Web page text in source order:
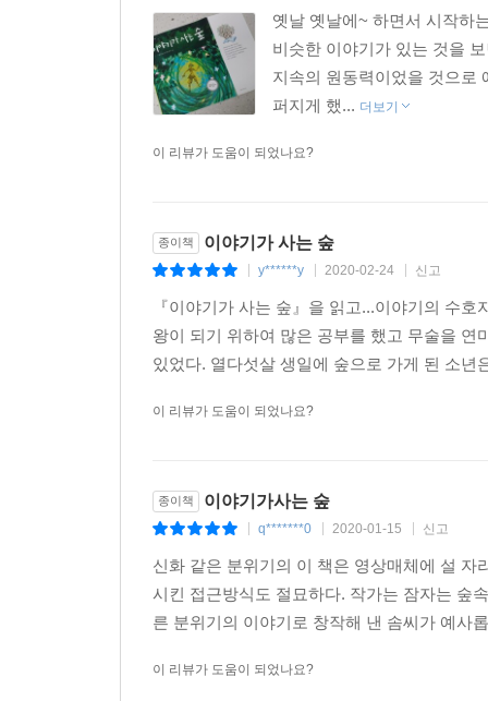
옛날 옛날에~ 하면서 시작하
비슷한 이야기가 있는 것을
지속의 원동력이었을 것으로
퍼지게 했... 더보기
이 리뷰가 도움이 되었나요?
종이책 이야기가 사는 숲
y******y 2020-02-24 신고
『이야기가 사는 숲』을 읽고...이야기의 수
왕이 되기 위하여 많은 공부를 했고 무술을
있었다. 열다섯살 생일에 숲으로 가게 된 소
이 리뷰가 도움이 되었나요?
종이책 이야기가사는 숲
q*******0 2020-01-15 신고
신화 같은 분위기의 이 책은 영상매체에 설
시킨 접근방식도 절묘하다. 작가는 잠자는 숲
른 분위기의 이야기로 창작해 낸 솜씨가 예사
이 리뷰가 도움이 되었나요?